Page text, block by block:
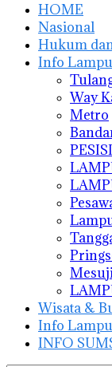
HOME
Nasional
Hukum
Info
Way
Metro
Wisata &
Info
INFO